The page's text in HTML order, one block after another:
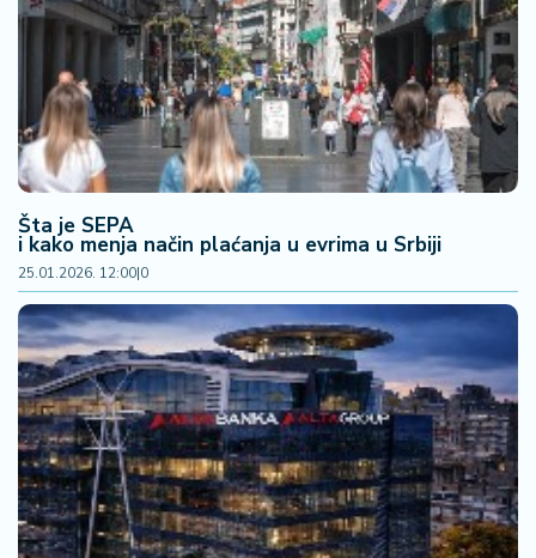
Šta je SEPA
i kako menja način plaćanja u evrima u Srbiji
25.01.2026. 12:00|0